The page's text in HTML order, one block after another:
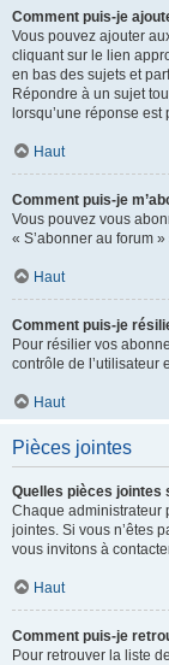
Comment puis-je
Vous pouvez ajouter
cliquant sur le lien
en bas des sujets et
Répondre à un sujet
lorsqu’une réponse
Haut
Comment puis-je
Vous pouvez vous
« S’abonner au forum
Haut
Comment puis-je
Pour résilier vos
contrôle de l’utilisateur
Haut
Pièces jointes
Quelles pièces jointes
Chaque administrateur
jointes. Si vous n’êtes
vous invitons à
Haut
Comment puis-je
Pour retrouver la liste